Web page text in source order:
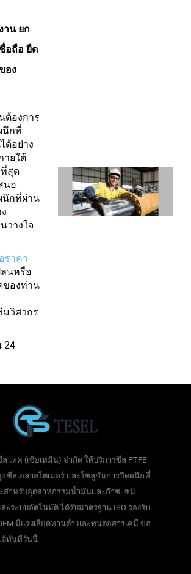
าน ยก
อถือ ยืด
อง
ต้องการ
นึกที่
ด้อย่าง
ายใต้
สุด
นอ
นึกที่ผ่าน
วางใจ
ราคา
นหรือ
องท่าน
วิศวกร
24
เทค (เซี่ยเหมิน) จำกัด ให้บริการซีล PTFE
ซีลเอลาสโตเมอร์ และโซลูชันการปิดผนึกที่
สำหรับอุตสาหกรรมน้ำมันและก๊าซ เซมิ
ะระบบอัตโนมัติ ได้รับมาตรฐาน ISO รองรับ
มีแรงเสียดทานต่ำ และทนต่อสารเคมี ขอ
ด้ทันทีวันนี้